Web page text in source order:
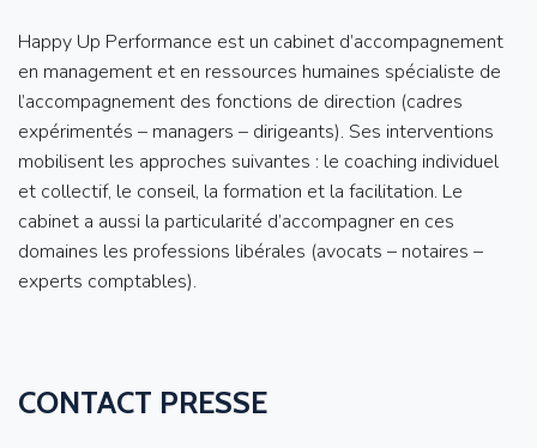
Happy Up Performance est un cabinet d’accompagnement
en management et en ressources humaines spécialiste de
l’accompagnement des fonctions de direction (cadres
expérimentés – managers – dirigeants). Ses interventions
mobilisent les approches suivantes : le coaching individuel
et collectif, le conseil, la formation et la facilitation. Le
cabinet a aussi la particularité d’accompagner en ces
domaines les professions libérales (avocats – notaires –
experts comptables).
CONTACT PRESSE